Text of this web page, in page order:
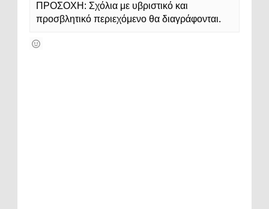
ΠΡΟΣΟΧΗ: Σχόλια με υβριστικό και
προσβλητικό περιεχόμενο θα διαγράφονται.